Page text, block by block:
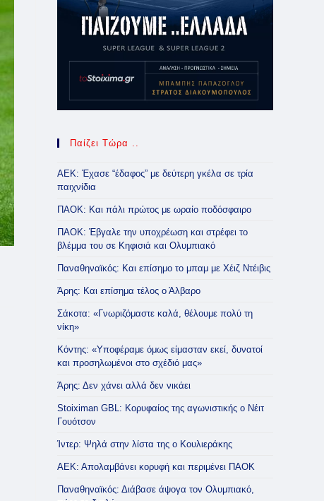
Παίζει Τώρα ..
ΑΕΚ: Έχασε “έδαφος” με δεύτερη γκέλα σε τρία
παιχνίδια
ΠΑΟΚ: Και πάλι πρώτος με ωραίο ποδόσφαιρο
ΠΑΟΚ: Έβγαλε την υποχρέωση και στρέφει το
βλέμμα του σε Κηφισιά και Ολυμπιακό
Παναθηναϊκός: Και επίσημο το μπαμ με Χέιζ Ντέιβις
Άρης: Και επίσημα τέλος ο Άλβαρο
Σάκοτα: «Γνωριζόμαστε καλά, θέλουμε πολύ τη
νίκη»
Κόντης: «Υποφέραμε όμως είμασταν εκεί, δυνατοί
και προσηλωμένοι στο σχέδιό μας»
Άρης: Δεν χάνει αλλά δεν νικάει
Stoiximan GBL: Κορυφαίος της αγωνιστικής ο Νέιτ
Γουότσον
Ίντερ: Ψηλά στην λίστα της ο Κουλιεράκης
ΑΕΚ: Απολαμβάνει κορυφή και περιμένει ΠΑΟΚ
Παναθηναϊκός: Διάβασε άψογα τον Ολυμπιακό,